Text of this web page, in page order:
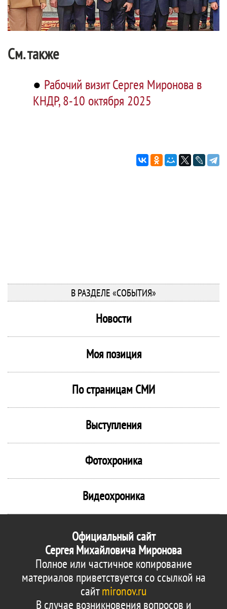
См. также
● Рабочий визит Сергея Миронова в
КНДР, 8-10 октября 2025
В РАЗДЕЛЕ «СОБЫТИЯ»
Новости
Моя позиция
По страницам СМИ
Выступления
Фотохроника
Видеохроника
Официальный сайт
Сергея Михайловича Миронова
Полное или частичное копирование
материалов приветствуется со ссылкой на
сайтmironov.ru
В случае возникновения вопросов и